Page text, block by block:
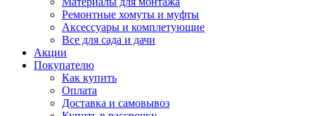
Ремонтные хомуты и муфты
Аксессуары и комплетующие
Все для сада и дачи
Акции
Покупателю
Как купить
Оплата
Доставка и самовывоз